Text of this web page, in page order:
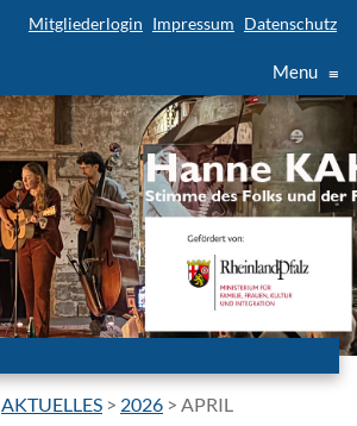
Mitgliederlogin Impressum Datenschutz
Menu ≡
AKTUELLES > 2026 > APRIL